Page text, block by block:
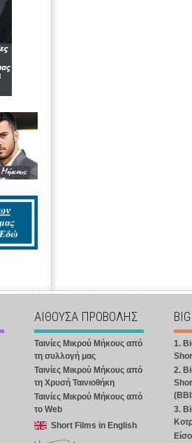
ΑΙΘΟΥΣΑ ΠΡΟΒΟΛΗΣ
Ταινίες Μικρού Μήκους από
τη συλλογή μας
Ταινίες Μικρού Μήκους από
τη Χρυσή Ταινιοθήκη
Ταινίες Μικρού Μήκους από
το Web
Short Films in English
1.
2.
3.